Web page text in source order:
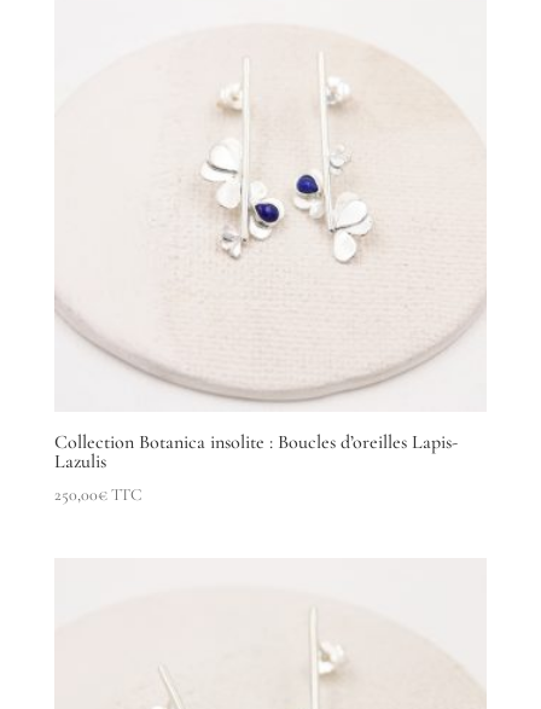
Collection Botanica insolite : Boucles d’oreilles Lapis-
Lazulis
250,00€TTC